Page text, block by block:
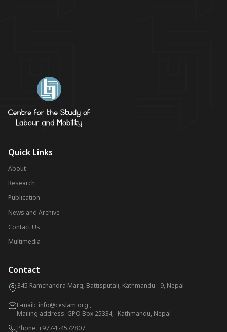
Quick Links
About
Research
Publication
News and Archive
Contact Us
Multimedia
Contact
345 Ramchandra Marg, Battisputali, Kathmandu - 9, Nepal
E-mail: info@ceslam.org ,
Mailing address: GPO Box 25334, Kathmandu, Nepal
Phone: +977-1-4572807